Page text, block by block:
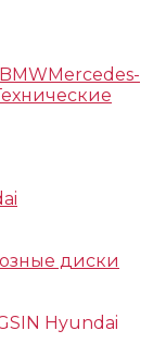
BMWMercedes-
диски
Hyundai